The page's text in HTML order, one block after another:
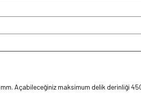
Açabileceğiniz maksimum delik derinliği